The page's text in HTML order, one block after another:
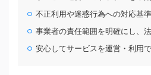
不正利用や迷惑行為への対応基
事業者の責任範囲を明確にし、
安心してサービスを運営・利用